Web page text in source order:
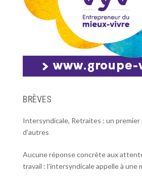
BRÈVES
Intersyndicale, Retraites : un premier
d’autres
Aucune réponse concrète aux
travail : l’intersyndicale appelle à une